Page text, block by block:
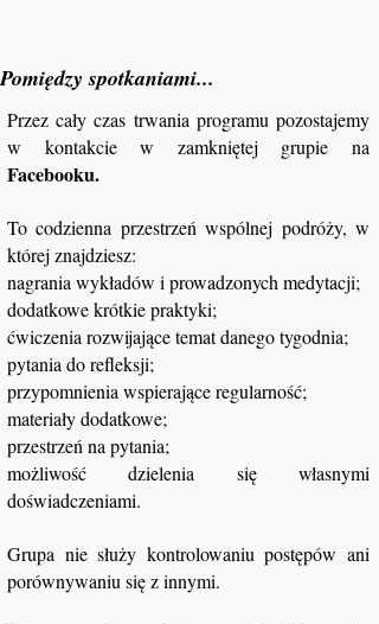
Pomiędzy spotkaniami...
Przez cały czas trwania programu pozostajemy
w kontakcie w zamkniętej grupie na
Facebooku.
To codzienna przestrzeń wspólnej podróży, w
której znajdziesz:
nagrania wykładów i prowadzonych medytacji;
dodatkowe krótkie praktyki;
ćwiczenia rozwijające temat danego tygodnia;
pytania do refleksji;
przypomnienia wspierające regularność;
materiały dodatkowe;
przestrzeń na pytania;
możliwość dzielenia się własnymi
doświadczeniami.
Grupa nie służy kontrolowaniu postępów ani
porównywaniu się z innymi.